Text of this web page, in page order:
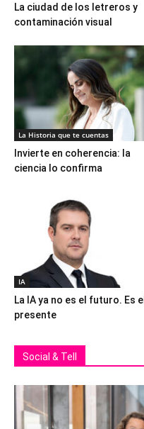
La ciudad de los letreros y
contaminación visual
La Historia que te cuentas
Invierte en coherencia: la
ciencia lo confirma
IA
La IA ya no es el futuro. Es el
presente
Social & Tell